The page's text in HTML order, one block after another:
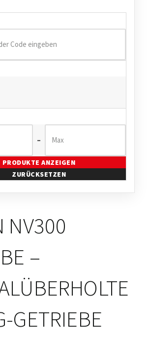
–
PRODUKTE ANZEIGEN
ZURÜCKSETZEN
NV300
–
GETRIEBE